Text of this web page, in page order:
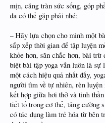
mịn, căng tràn sức sống, góp
da có thể gặp phải nhé;
– Hãy lựa chọn cho mình một
sắp xếp thời gian để tập luyện
khỏe hơn, săn chắc hơn, bài
biệt bài tập yoga vẫn luôn là
một cách hiệu quả nhất đấy,
người tìm về tự nhiên, rèn
kết hợp giữa hơi thở và tinh
tiết tố trong cơ thể, tăng cường
có tác dụng làm trẻ hóa từ bên